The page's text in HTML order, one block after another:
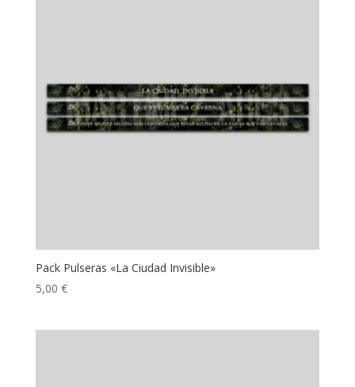
Pack Pulseras «La Ciudad Invisible»
5,00 €